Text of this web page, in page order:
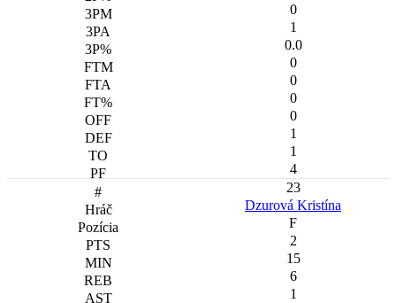
0
1
0.0
0
0
0
0
1
1
4
23
Dzurová Kristína
F
2
15
6
1